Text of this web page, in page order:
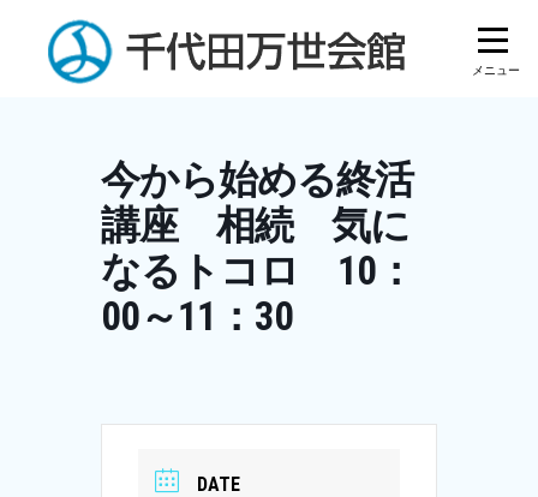
content
今から始める終活
講座 相続 気に
なるトコロ 10：
00～11：30
DATE